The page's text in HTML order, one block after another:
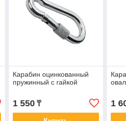
Карабин оцинкованный
пружинный с гайкой
1 550₸ 1